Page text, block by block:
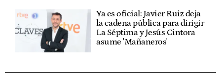
Ya es oficial: Javier Ruiz deja
la cadena pública para dirigir
La Séptima y Jesús Cintora
asume 'Mañaneros'